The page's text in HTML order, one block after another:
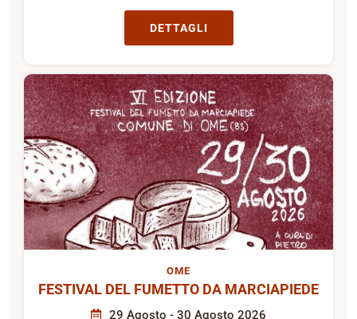
DETTAGLI
OME
FESTIVAL DEL FUMETTO DA MARCIAPIEDE
29 Agosto - 30 Agosto 2026